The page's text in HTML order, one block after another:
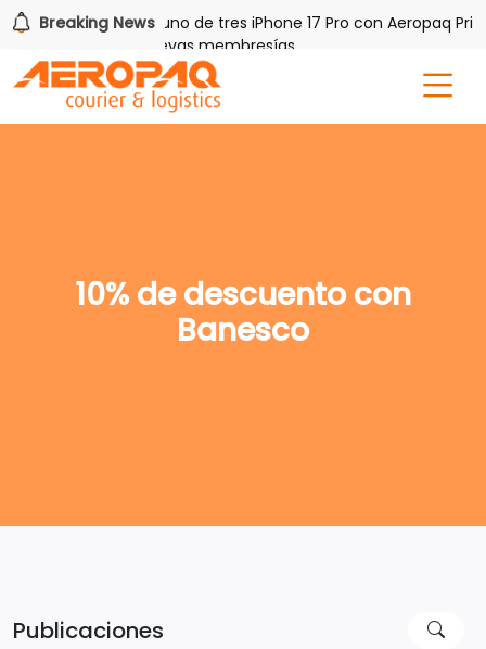
Breaking NewsGana uno de tres iPhone 17 Pro con Aeropaq Prime
por tres meses nuevas membresías
10% de descuento con
Banesco
Publicaciones